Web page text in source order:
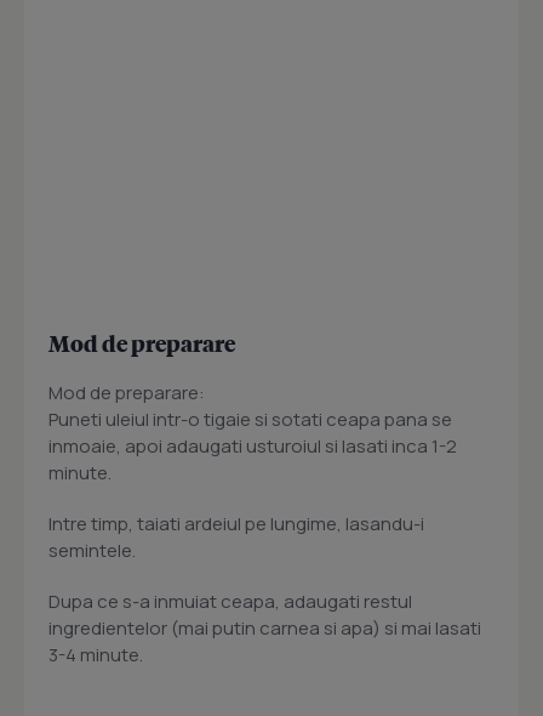
Mod de preparare
Mod de preparare:
Puneti uleiul intr-o tigaie si sotati ceapa pana se
inmoaie, apoi adaugati usturoiul si lasati inca 1-2
minute.
Intre timp, taiati ardeiul pe lungime, lasandu-i
semintele.
Dupa ce s-a inmuiat ceapa, adaugati restul
ingredientelor (mai putin carnea si apa) si mai lasati
3-4 minute.